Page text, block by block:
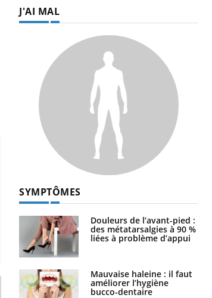
J'AI MAL
SYMPTÔMES
Douleurs de l’avant-pied :
des métatarsalgies à 90 %
liées à problème d’appui
Mauvaise haleine : il faut
améliorer l’hygiène
bucco-dentaire